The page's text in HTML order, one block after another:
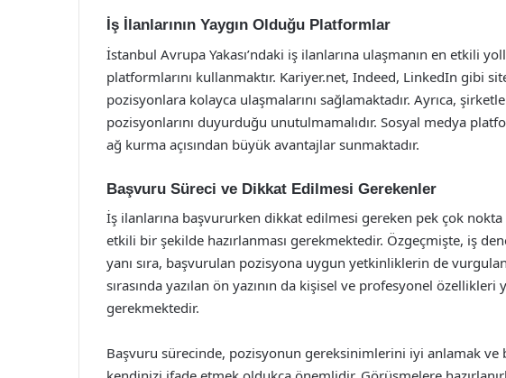
İş İlanlarının Yaygın Olduğu Platformlar
İstanbul Avrupa Yakası’ndaki iş ilanlarına ulaşmanın en etkili
platformlarını kullanmaktır. Kariyer.net, Indeed, LinkedIn gibi
pozisyonlara kolayca ulaşmalarını sağlamaktadır. Ayrıca,
pozisyonlarını duyurduğu unutulmamalıdır. Sosyal medya
ağ kurma açısından büyük avantajlar sunmaktadır.
Başvuru Süreci ve Dikkat Edilmesi Gerekenler
İş ilanlarına başvururken dikkat edilmesi gereken pek çok
etkili bir şekilde hazırlanması gerekmektedir. Özgeçmişte, iş
yanı sıra, başvurulan pozisyona uygun yetkinliklerin de
sırasında yazılan ön yazının da kişisel ve profesyonel özellikleri
gerekmektedir.
Başvuru sürecinde, pozisyonun gereksinimlerini iyi anlamak